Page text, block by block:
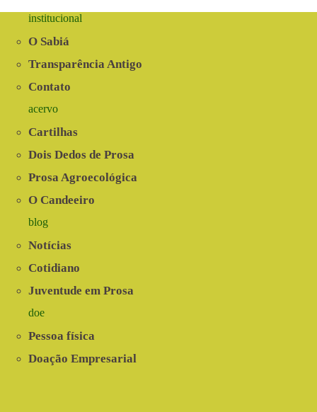
Cantos
Sabiá
institucional
O Sabiá
Transparência Antigo
Contato
acervo
Cartilhas
Dois Dedos de Prosa
Prosa Agroecológica
O Candeeiro
blog
Notícias
Cotidiano
Juventude em Prosa
doe
Pessoa física
Doação Empresarial